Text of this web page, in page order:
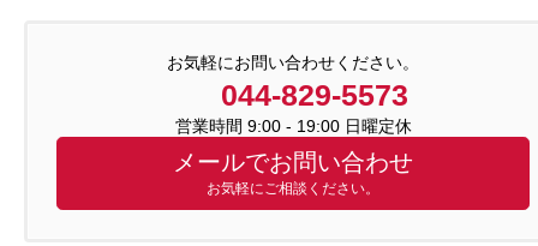
お気軽にお問い合わせください。
044-829-5573
営業時間 9:00 - 19:00 日曜定休
メールでお問い合わせ
お気軽にご相談ください。